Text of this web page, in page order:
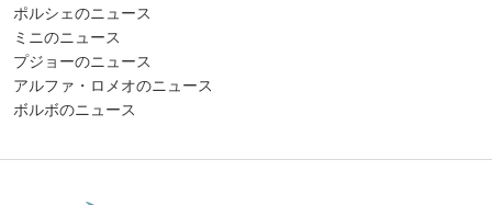
ポルシェのニュース
ミニのニュース
プジョーのニュース
アルファ・ロメオのニュース
ボルボのニュース